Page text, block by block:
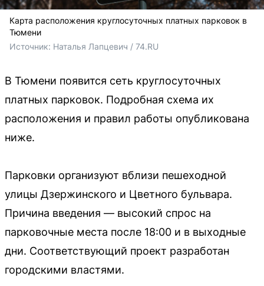
Карта расположения круглосуточных платных парковок в
Тюмени
Источник: Наталья Лапцевич / 74.RU
В Тюмени появится сеть круглосуточных
платных парковок. Подробная схема их
расположения и правил работы опубликована
ниже.
Парковки организуют вблизи пешеходной
улицы Дзержинского и Цветного бульвара.
Причина введения — высокий спрос на
парковочные места после 18:00 и в выходные
дни. Соответствующий проект разработан
городскими властями.